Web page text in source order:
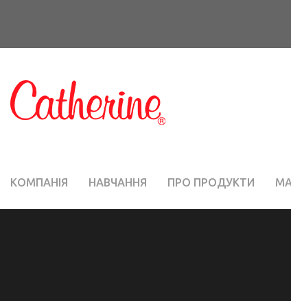
КОМПАНІЯ НАВЧАННЯ ПРО ПРОДУКТИ